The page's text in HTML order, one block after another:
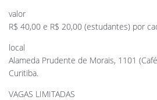
valor
R$ 40,00 e R$ 20,00 (estudantes) por
local
Alameda Prudente de Morais, 1101
Curitiba.
VAGAS LIMITADAS